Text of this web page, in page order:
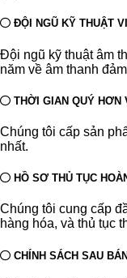
ĐỘI NGŨ KỸ THUẬT
Đội ngũ kỹ thuật âm
năm về âm thanh
THỜI GIAN QUÝ HƠN
Chúng tôi cấp sản
nhất.
HỒ SƠ THỦ TỤC
Chúng tôi cung cấp
hàng hóa, và thủ tục
CHÍNH SÁCH SAU